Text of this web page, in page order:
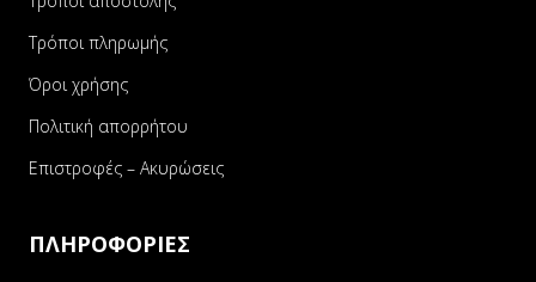
Τρόποι πληρωμής
Όροι χρήσης
Πολιτική απορρήτου
Επιστροφές – Ακυρώσεις
ΠΛΗΡΟΦΟΡΙΕΣ